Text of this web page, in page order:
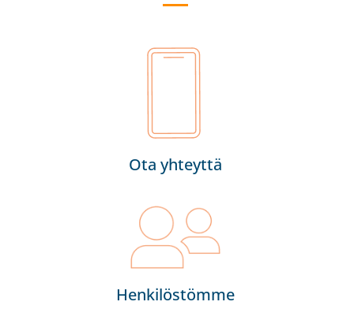
Ota yhteyttä
Henkilöstömme